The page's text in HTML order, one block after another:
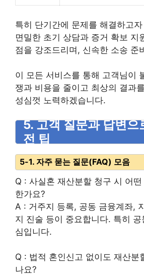
특히 단기간에 문제를 해결하고
면밀한 초기 상담과 증거 확보 지
점을 강조드리며, 신속한 소송 준
이 모든 서비스를 통해 고객님이
쟁과 비용을 줄이고 최상의 결과
성심껏 노력하겠습니다.
5. 고객 질문과 답변으
전 팁
5-1. 자주 묻는 질문(FAQ) 모음
Q : 사실혼 재산분할 청구 시 어
한가요?
A : 거주지 등록, 공동 금융계좌,
지 진술 등이 중요합니다. 특히
심입니다.
Q : 법적 혼인신고 없이도 재산분
나요?